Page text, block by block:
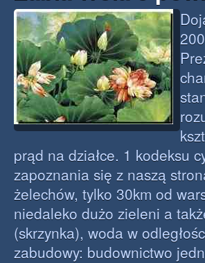
prąd na działce. 1 kodeksu
zapoznania się z naszą
żelechów, tylko 30km od
niedaleko dużo zieleni a
(skrzynka), woda w
zabudowy: budownictwo